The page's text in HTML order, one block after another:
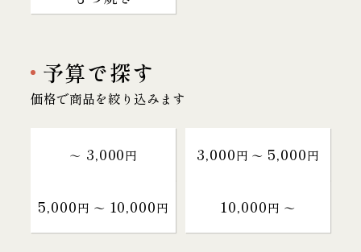
予算で探す
価格で商品を絞り込みます
～ 3,000円 3,000円 〜 5,000円
5,000円 〜 10,000円 10,000円 〜